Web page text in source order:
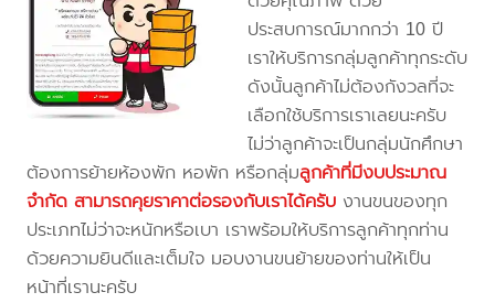
ประสบการณ์มากกว่า 10 ปี
เราให้บริการกลุ่มลูกค้าทุกระดับ
ดังนั้นลูกค้าไม่ต้องกังวลที่จะ
เลือกใช้บริการเราเลยนะครับ
ไม่ว่าลูกค้าจะเป็นกลุ่มนักศึกษา
ต้องการย้ายห้องพัก หอพัก หรือกลุ่มลูกค้าที่มีงบประมาณ
จำกัด สามารถคุยราคาต่อรองกับเราได้ครับ งานขนของทุก
ประเภทไม่ว่าจะหนักหรือเบา เราพร้อมให้บริการลูกค้าทุกท่าน
ด้วยความยินดีและเต็มใจ มอบงานขนย้ายของท่านให้เป็น
หน้าที่เรานะครับ